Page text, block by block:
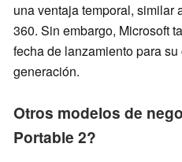
una ventaja temporal, similar
360. Sin embargo, Microsoft
fecha de lanzamiento para
generación.
Otros modelos de
Portable 2?